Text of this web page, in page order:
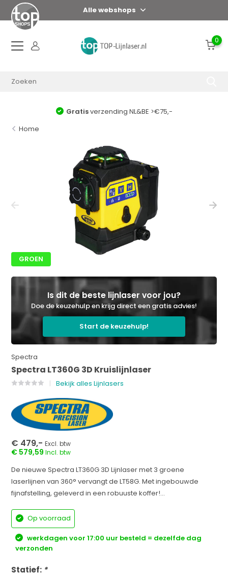
Alle webshops
0
Gratisverzending NL&BE >€75,-
Home
GROEN
Is dit de beste lijnlaser voor jou?
Doe de keuzehulp en krijg direct een gratis advies!
Start de keuzehulp!
Spectra
Spectra LT360G 3D Kruislijnlaser
Bekijk alles Lijnlasers
€ 479,-Excl. btw
€ 579,59Incl. btw
De nieuwe Spectra LT360G 3D Lijnlaser met 3 groene
laserlijnen van 360° vervangt de LT58G. Met ingebouwde
fijnafstelling, geleverd in een robuuste koffer!...
Op voorraad
werkdagen voor 17:00 uur besteld = dezelfde dag
verzonden
Statief: *